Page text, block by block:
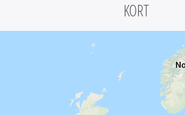
KORT